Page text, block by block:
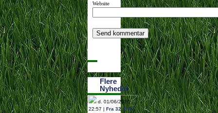
Website
Flere
Nyheder
d. 01/06/2026
22:57 | Fra 32 til 48